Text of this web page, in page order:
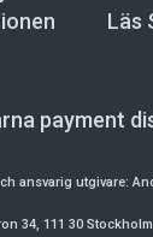
Läs
ansvarig utgivare:
34, 111 30 Stockholm,